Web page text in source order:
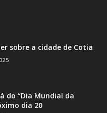
sobre a cidade de Cotia
do “Dia Mundial da
dia 20